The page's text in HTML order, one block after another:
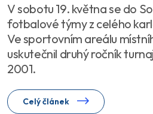
V sobotu 19. května se do
fotbalové týmy z celého
Ve sportovním areálu
uskutečnil druhý ročník
2001.
Celý článek